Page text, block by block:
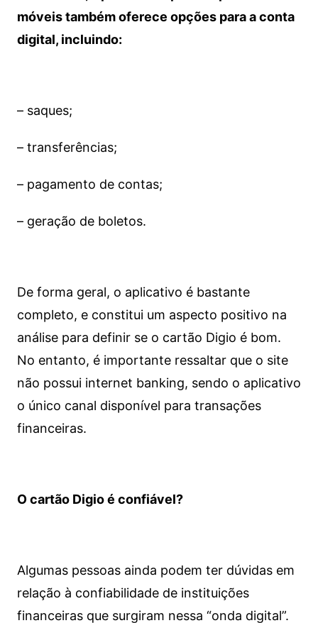
móveis também oferece opções para a conta
digital, incluindo:
– saques;
– transferências;
– pagamento de contas;
– geração de boletos.
De forma geral, o aplicativo é bastante
completo, e constitui um aspecto positivo na
análise para definir se o cartão Digio é bom.
No entanto, é importante ressaltar que o site
não possui internet banking, sendo o aplicativo
o único canal disponível para transações
financeiras.
O cartão Digio é confiável?
Algumas pessoas ainda podem ter dúvidas em
relação à confiabilidade de instituições
financeiras que surgiram nessa “onda digital”.